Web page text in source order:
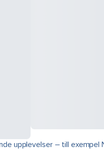
upplevelser – till